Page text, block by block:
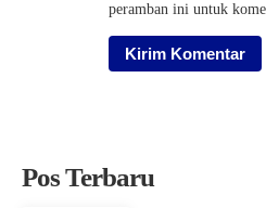
peramban ini untuk
Pos Terbaru